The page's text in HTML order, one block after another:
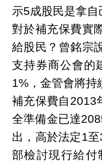
示5成股民是拿自
對於補充保費實
給股民？曾銘宗
支持券商公會的
1%，金管會將持
補充保費自2013
全準備金已達
出，高於法定1
部檢討現行給付